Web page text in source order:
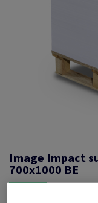
Image Impact
700x1000 BE